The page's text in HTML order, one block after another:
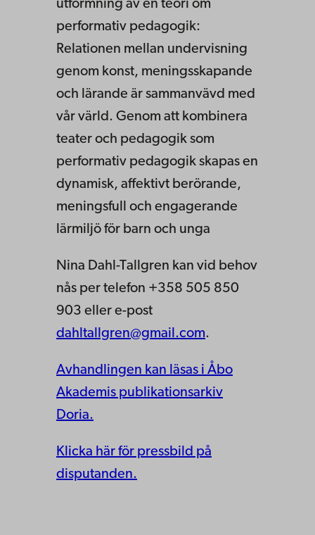
utformning av en teori om
performativ pedagogik:
Relationen mellan undervisning
genom konst, meningsskapande
och lärande är sammanvävd med
vår värld. Genom att kombinera
teater och pedagogik som
performativ pedagogik skapas en
dynamisk, affektivt berörande,
meningsfull och engagerande
lärmiljö för barn och unga
Nina Dahl-Tallgren kan vid behov
nås per telefon +358 505 850
903 eller e-post
dahltallgren@gmail.com.
Avhandlingen kan läsas i Åbo
Akademis publikationsarkiv
Doria.
Klicka här för pressbild på
disputanden.